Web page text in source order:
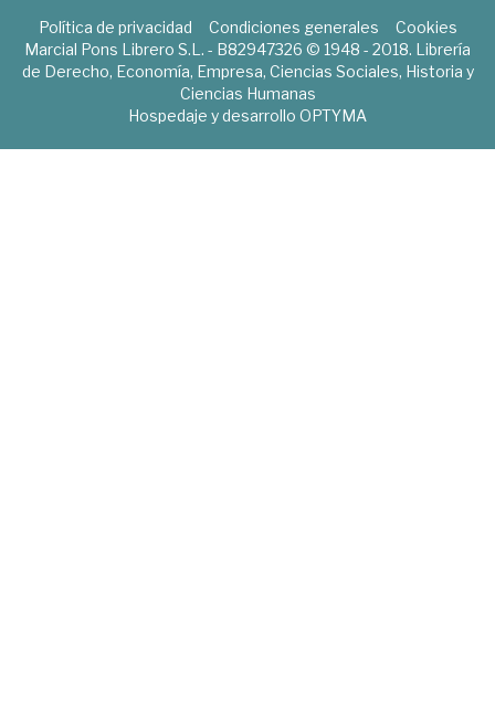
Política de privacidad Condiciones generales
Cookies
Marcial Pons Librero S.L. - B82947326 © 1948 - 2018. Librería
de Derecho, Economía, Empresa, Ciencias Sociales, Historia y
Ciencias Humanas
Hospedaje y desarrollo OPTYMA